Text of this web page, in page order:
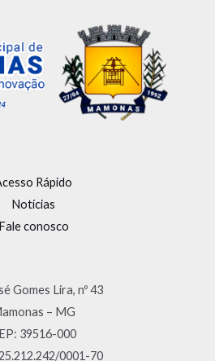
Rápido
Notícias
Fale conosco
Gomes Lira, nº 43
– MG
39516-000
0001-70